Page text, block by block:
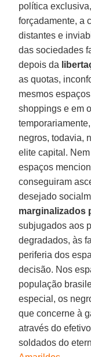
política
forçadamente, a
distantes e
das sociedades
depois da
as quotas,
mesmos
shoppings e em
negros, todavia,
elite capital.
espaços
conseguiram
desejado
marginalizados
subjugados aos
degradados, às
periferia dos
decisão. Nos
população
especial, os
que concerne à
através do
soldados do